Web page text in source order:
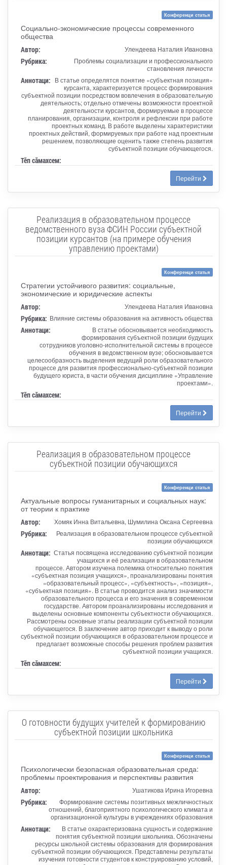
Конференци статья
Социально-экономические процессы современного
общества
Автор: Улендеева Наталия Ивановна
Рубрика:
Проблемы социализации и профессионального
становления личности
Аннотаци: В статье определятся понятие «субъектная позиция»
курсанта, характеризуется процесс формирования
субъектной позиции посредством вовлечения в образовательную
деятельность; отдельно отмечены возможности проектной
деятельности курсантов, формируемые в процессе
планирования, организации, контроля и рефлексии при работе
проектных команд. В работе выделены характеристики
проектных действий, формируемых при работе над проектным
решением, позволяющие оценить также степень развития
субъектной позиции обучающегося.
Тӗп сӑмахсем:
Перейти
Реализация в образовательном процессе
ведомственного вуза ФСИН России субъектной
позиции курсантов (на примере обучения
управлению проектами)
Конференци статья
Стратегии устойчивого развития: социальные,
экономические и юридические аспекты
Автор: Улендеева Наталия Ивановна
Рубрика: Влияние системы образования на активность общества
Аннотаци:
В статье обосновывается необходимость
формирования субъектной позиции будущих
сотрудников уголовно-исполнительной системы в процессе
обучения в ведомственном вузе; обосновывается
целесообразность выделения ведущий роли образовательного
процессе для развития профессионально-субъектной позиции
будущего юриста, в части обучения дисциплине «Управление
проектами».
Тӗп сӑмахсем:
Перейти
Реализация в образовательном процессе
субъектной позиции обучающихся
Конференци статья
Актуальные вопросы гуманитарных и социальных наук:
от теории к практике
Автор: Хомяк Инна Витальевна, Шумилина Оксана Сергеевна
Рубрика:
Реализация в образовательном процессе субъектной
позиции обучающихся
Аннотаци: Статья посвящена исследованию субъектной позиции
учащихся и её реализации в образовательном
процессе. Автором изучена полемика относительно понятия
«субъектная позиция учащихся», проанализированы понятия
«образовательный процесс», «субъектность», «позиция»,
«субъектная позиция». В статье проводится анализ значимости
образовательного процесса и его значения в современном
государстве. Автором проанализированы исследования и
выделены основные компоненты субъектности обучающихся.
Рассмотрены основные этапы реализации субъектной позиции
обучающегося. В заключение автор приходит к выводу о роли
субъектной позиции обучающихся в образовательном процессе и
предлагает возможные способы решения проблем развития
субъектной позиции учащихся.
Тӗп сӑмахсем:
Перейти
О готовности будущих учителей к формированию
субъектной позиции школьника
Конференци статья
Психологически безопасная образовательная среда:
проблемы проектирования и перспективы развития
Автор: Ушатикова Ирина Игоревна
Рубрика:
Формирование системы позитивных межличностных
отношений, благоприятного психологического климата и
организационной культуры в учреждениях образования
Аннотаци:
В статье охарактеризована сущность и содержание
понятия субъектной позиции школьника. Обозначены
ресурсы школьной системы образования для формирования
субъектной позиции обучающихся. Представлены результаты
изучения готовности студентов к конструированию условий,